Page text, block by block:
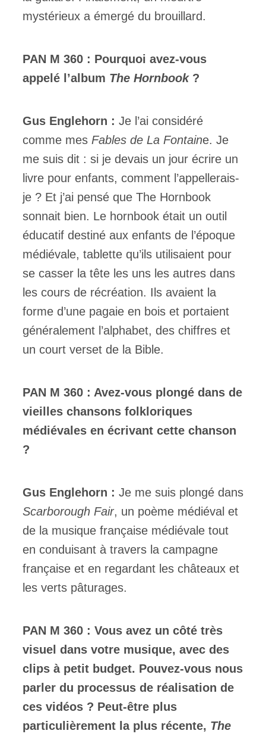
mystérieux a émergé du brouillard.
PAN M 360 : Pourquoi avez-vous
appelé l’album The Hornbook?
Gus Englehorn : Je l’ai considéré
comme mes Fables de La Fontaine. Je
me suis dit : si je devais un jour écrire un
livre pour enfants, comment l’appellerais-
je ? Et j’ai pensé que The Hornbook
sonnait bien. Le hornbook était un outil
éducatif destiné aux enfants de l’époque
médiévale, tablette qu’ils utilisaient pour
se casser la tête les uns les autres dans
les cours de récréation. Ils avaient la
forme d’une pagaie en bois et portaient
généralement l’alphabet, des chiffres et
un court verset de la Bible.
PAN M 360 : Avez-vous plongé dans de
vieilles chansons folkloriques
médiévales en écrivant cette chanson
?
Gus Englehorn : Je me suis plongé dans
Scarborough Fair, un poème médiéval et
de la musique française médiévale tout
en conduisant à travers la campagne
française et en regardant les châteaux et
les verts pâturages.
PAN M 360 : Vous avez un côté très
visuel dans votre musique, avec des
clips à petit budget. Pouvez-vous nous
parler du processus de réalisation de
ces vidéos ? Peut-être plus
particulièrement la plus récente, The